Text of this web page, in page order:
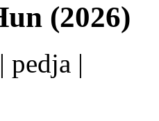
(2026)
pedja |